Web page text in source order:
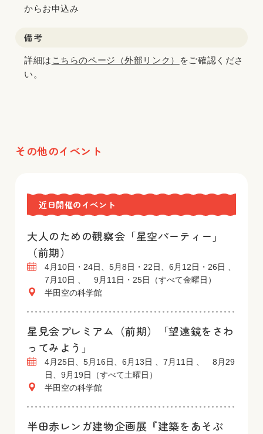
からお申込み
備考
詳細は こちらのページ（外部リンク）
をご確認くださ
い。
その他のイベント
近日開催のイベント
大人のための観察会「星空パーティー」
（前期）
4月10日・24日、5月8日・22日、6月12日・26日 、
7月10日 、 9月11日・25日（すべて金曜日）
半田空の科学館
星見会プレミアム（前期）「望遠鏡をさわ
ってみよう」
4月25日、5月16日、6月13日 、7月11日 、 8月29
日、9月19日（すべて土曜日）
半田空の科学館
半田赤レンガ建物企画展『建築をあそぶ